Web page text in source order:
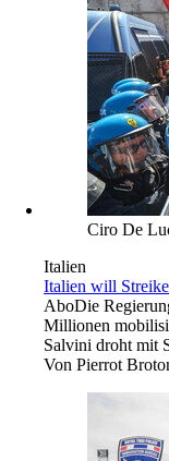
Ciro De
Italien
Italien will
AboDie
Millionen
Salvini droht mit
Von Pierrot